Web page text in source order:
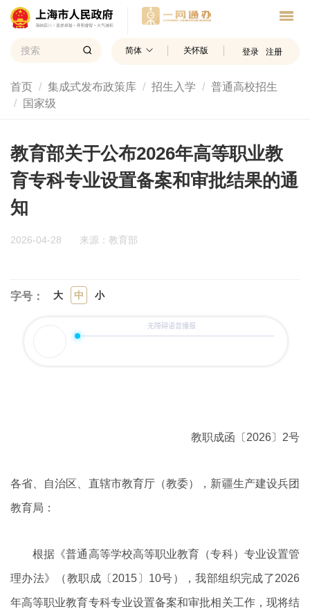
简体 关怀版 登录 注册
首页 集成式发布政策库 招生入学
普通高校招生
国家级
教育部关于公布2026年高等职业教
育专科专业设置备案和审批结果的通
知
2026-04-28 来源：教育部
字号： 大 中 小
教职成函〔2026〕2号
各省、自治区、直辖市教育厅（教委），新疆生产建设兵团
教育局：
根据《普通高等学校高等职业教育（专科）专业设置管
理办法》（教职成〔2015〕10号），我部组织完成了2026
年高等职业教育专科专业设置备案和审批相关工作，现将结